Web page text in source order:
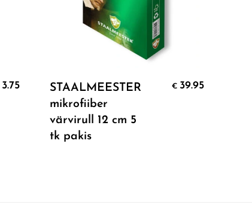
3.75 Add To Cart
STAALMEESTER
mikrofiiber
värvirull 12 cm 5
tk pakis
€ 39.95